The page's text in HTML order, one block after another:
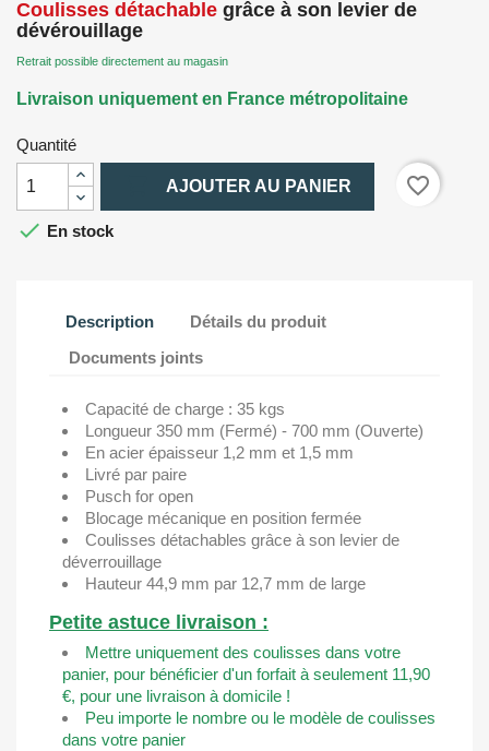
Coulisses détachable grâce à son levier de
dévérouillage
Retrait possible directement au magasin
Livraison uniquement en France métropolitaine
Quantité
AJOUTER AU PANIER
favorite_border
 En stock
Description
Détails du produit
Documents joints
Capacité de charge : 35 kgs
Longueur 350 mm (Fermé) - 700 mm (Ouverte)
En acier épaisseur 1,2 mm et 1,5 mm
Livré par paire
Pusch for open
Blocage mécanique en position fermée
Coulisses détachables grâce à son levier de
déverrouillage
Hauteur 44,9 mm par 12,7 mm de large
Petite astuce livraison :
Mettre uniquement des coulisses dans votre
panier, pour bénéficier d'un forfait à seulement 11,90
€, pour une livraison à domicile !
Peu importe le nombre ou le modèle de coulisses
dans votre panier